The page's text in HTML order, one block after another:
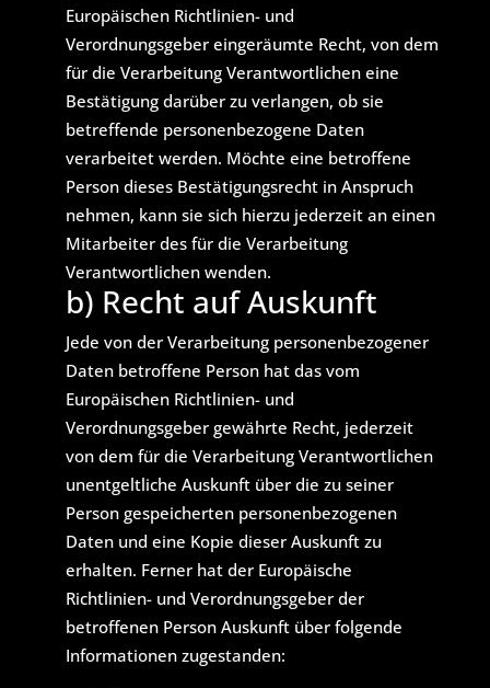
Europäischen Richtlinien- und
Verordnungsgeber eingeräumte Recht, von dem
für die Verarbeitung Verantwortlichen eine
Bestätigung darüber zu verlangen, ob sie
betreffende personenbezogene Daten
verarbeitet werden. Möchte eine betroffene
Person dieses Bestätigungsrecht in Anspruch
nehmen, kann sie sich hierzu jederzeit an einen
Mitarbeiter des für die Verarbeitung
Verantwortlichen wenden.
b) Recht auf Auskunft
Jede von der Verarbeitung personenbezogener
Daten betroffene Person hat das vom
Europäischen Richtlinien- und
Verordnungsgeber gewährte Recht, jederzeit
von dem für die Verarbeitung Verantwortlichen
unentgeltliche Auskunft über die zu seiner
Person gespeicherten personenbezogenen
Daten und eine Kopie dieser Auskunft zu
erhalten. Ferner hat der Europäische
Richtlinien- und Verordnungsgeber der
betroffenen Person Auskunft über folgende
Informationen zugestanden: